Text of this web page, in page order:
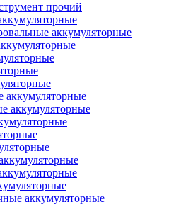
прочий
аккумуляторные
аккумуляторные
аккумуляторные